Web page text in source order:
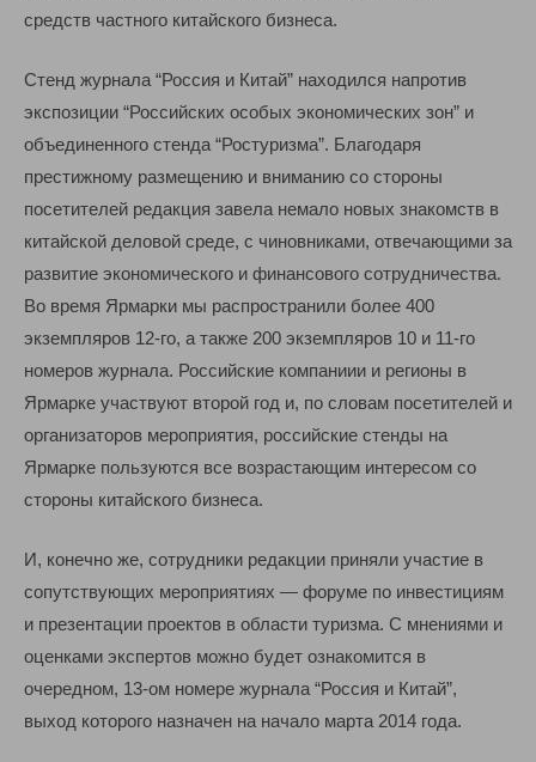
средств частного китайского бизнеса.
Стенд журнала “Россия и Китай” находился напротив
экспозиции “Российских особых экономических зон” и
объединенного стенда “Ростуризма”. Благодаря
престижному размещению и вниманию со стороны
посетителей редакция завела немало новых знакомств в
китайской деловой среде, с чиновниками, отвечающими за
развитие экономического и финансового сотрудничества.
Во время Ярмарки мы распространили более 400
экземпляров 12-го, а также 200 экземпляров 10 и 11-го
номеров журнала. Российские компаниии и регионы в
Ярмарке участвуют второй год и, по словам посетителей и
организаторов мероприятия, российские стенды на
Ярмарке пользуются все возрастающим интересом со
стороны китайского бизнеса.
И, конечно же, сотрудники редакции приняли участие в
сопутствующих мероприятиях — форуме по инвестициям
и презентации проектов в области туризма. С мнениями и
оценками экспертов можно будет ознакомится в
очередном, 13-ом номере журнала “Россия и Китай”,
выход которого назначен на начало марта 2014 года.